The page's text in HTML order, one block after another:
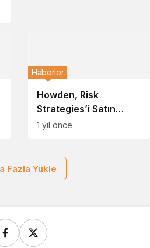
Howden, Risk
Strategies’i Satın
Almak İçin Anlaşmaya
Haberler
1 yıl önce
Fazla Yükle